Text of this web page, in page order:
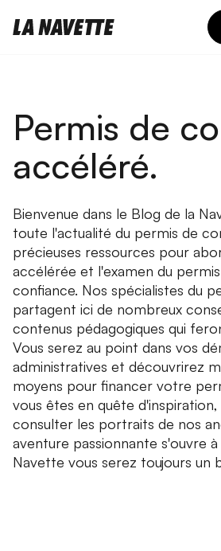
Permis de
accéléré.
Bienvenue dans le Blog de la
toute l'actualité du permis de
précieuses ressources pour
accélérée et l'examen du
confiance. Nos spécialistes du
partagent ici de nombreux
contenus pédagogiques qui
Vous serez au point dans vos
administratives et découvrirez
moyens pour financer votre
vous êtes en quête
consulter les portraits de nos
aventure passionnante s'ouvre à
Navette vous serez toujours un